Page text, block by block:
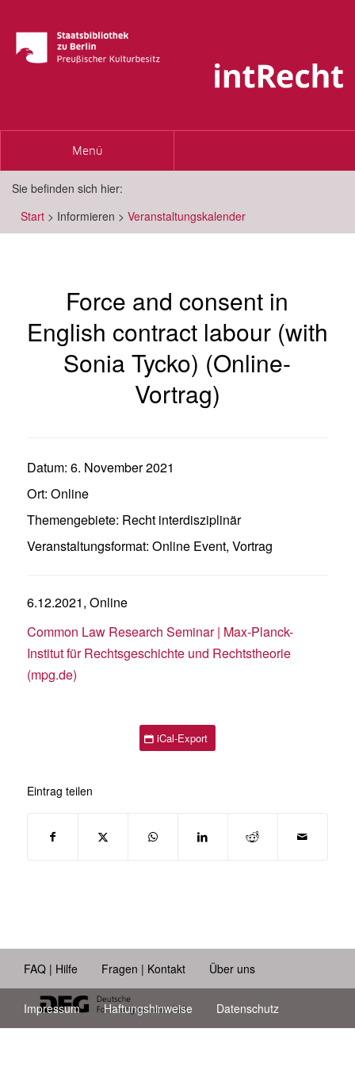
Toggle
Menü
Sie befinden sich hier:
Start > Informieren > Veranstaltungskalender
Force and consent in
English contract labour (with
Sonia Tycko) (Online-
Vortrag)
Datum: 6. November 2021
Ort: Online
Themengebiete: Recht interdisziplinär
Veranstaltungsformat: Online Event, Vortrag
6.12.2021, Online
Common Law Research Seminar | Max-Planck-
Institut für Rechtsgeschichte und Rechtstheorie
(mpg.de)
iCal-Export
Eintrag teilen
FAQ | Hilfe Fragen | Kontakt Über uns
Impressum Haftungshinweise Datenschutz